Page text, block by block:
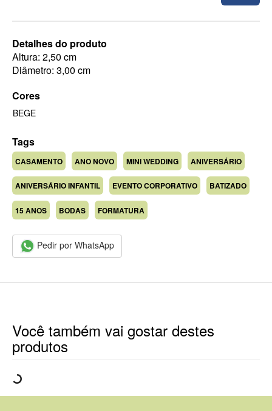
Detalhes do produto
Altura: 2,50 cm
Diâmetro: 3,00 cm
Cores
BEGE
Tags
CASAMENTO ANO NOVO MINI WEDDING ANIVERSÁRIO
ANIVERSÁRIO INFANTIL EVENTO CORPORATIVO BATIZADO
15 ANOS BODAS FORMATURA
Pedir por WhatsApp
Você também vai gostar destes
produtos